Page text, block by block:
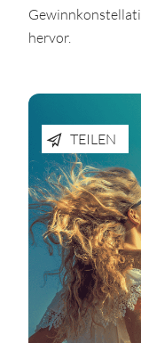
hervor.
TEILEN